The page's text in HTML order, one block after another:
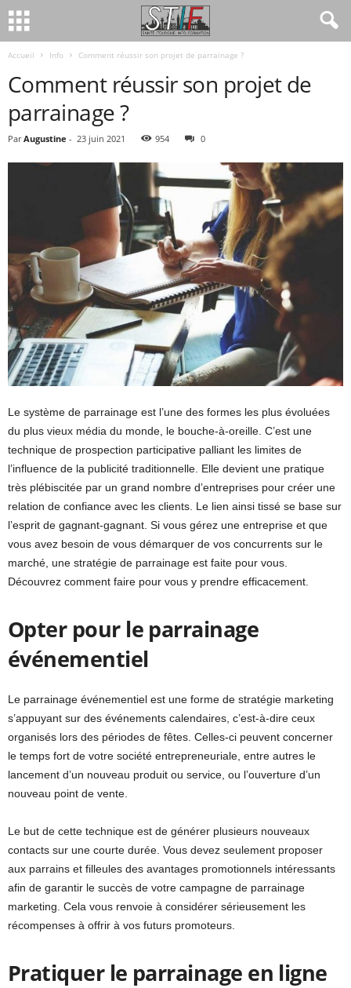
Accueil Info Comment réussir son projet de parrainage ?
Comment réussir son projet de
parrainage ?
Par Augustine - 23 juin 2021 954 0
Le système de parrainage est l’une des formes les plus évoluées
du plus vieux média du monde, le bouche-à-oreille. C’est une
technique de prospection participative palliant les limites de
l’influence de la publicité traditionnelle. Elle devient une pratique
très plébiscitée par un grand nombre d’entreprises pour créer une
relation de confiance avec les clients. Le lien ainsi tissé se base sur
l’esprit de gagnant-gagnant. Si vous gérez une entreprise et que
vous avez besoin de vous démarquer de vos concurrents sur le
marché, une stratégie de parrainage est faite pour vous.
Découvrez comment faire pour vous y prendre efficacement.
Opter pour le parrainage
événementiel
Le parrainage événementiel est une forme de stratégie marketing
s’appuyant sur des événements calendaires, c’est-à-dire ceux
organisés lors des périodes de fêtes. Celles-ci peuvent concerner
le temps fort de votre société entrepreneuriale, entre autres le
lancement d’un nouveau produit ou service, ou l’ouverture d’un
nouveau point de vente.
Le but de cette technique est de générer plusieurs nouveaux
contacts sur une courte durée. Vous devez seulement proposer
aux parrains et filleules des avantages promotionnels intéressants
afin de garantir le succès de votre campagne de parrainage
marketing. Cela vous renvoie à considérer sérieusement les
récompenses à offrir à vos futurs promoteurs.
Pratiquer le parrainage en ligne